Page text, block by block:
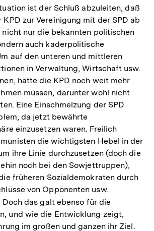
ist der Schluß abzuleiten, daß
zur Vereinigung mit der SPD ab
nicht nur die bekannten politischen
auch kaderpolitische
auf den unteren und mittleren
in Verwaltung, Wirtschaft usw.
hätte die KPD noch weit mehr
müssen, darunter wohl nicht
Eine Einschmelzung der SPD
da jetzt bewährte
einzusetzen waren. Freilich
die wichtigsten Hebel in der
ihre Linie durchzusetzen (doch die
noch bei den Sowjettruppen),
früheren Sozialdemokraten durch
von Opponenten usw.
Doch das galt ebenso für die
und wie die Entwicklung zeigt,
im großen und ganzen ihr Ziel.